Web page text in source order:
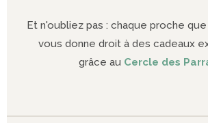
Et n'oubliez pas : chaque proche
vous donne droit à des cadeaux
grâce au Cercle des